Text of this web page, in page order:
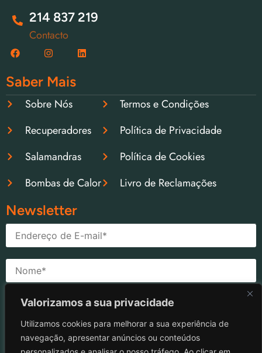
Valorizamos a sua privacidade
Utilizamos cookies para melhorar a sua experiência de
navegação, apresentar anúncios ou conteúdos
214 837 219
Contacto
Saber Mais
Sobre Nós
Recuperadores
Salamandras
Bombas de Calor
Termos e Condições
Política de Privacidade
Política de Cookies
Livro de Reclamações
Newsletter
Confirmo que Li e Aceito aPolítica de
Privacidade